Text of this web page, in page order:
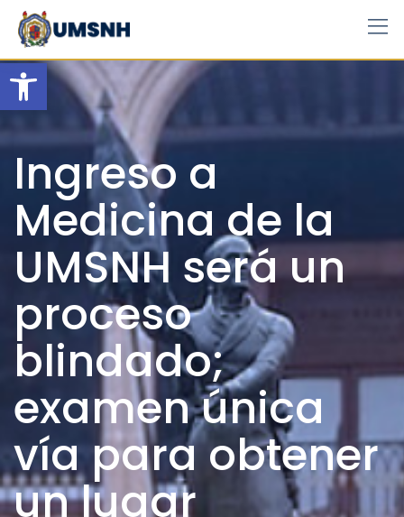
Open toolbar
Skip
content
Ingreso a
Medicina de la
UMSNH será un
proceso
blindado;
examen única
vía para obtener
un lugar